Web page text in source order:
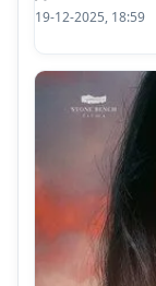
19-12-2025, 18:59